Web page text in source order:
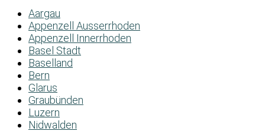
Aargau
Appenzell Ausserrhoden
Appenzell Innerrhoden
Basel Stadt
Baselland
Bern
Glarus
Graubünden
Luzern
Nidwalden